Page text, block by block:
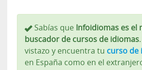
Sabías que Infoidiomas es el
buscador de cursos de idiomas
vistazo y encuentra tu curso de
en España como en el